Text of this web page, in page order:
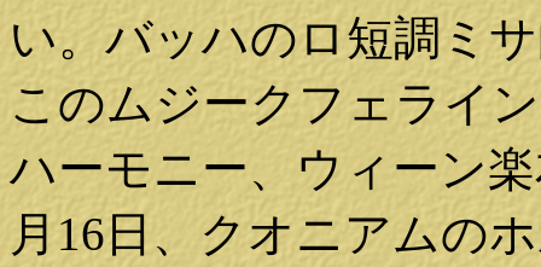
い。バッハのロ短調ミ
このムジークフェライ
ハーモニー、ウィーン
月16日、クオニアムの